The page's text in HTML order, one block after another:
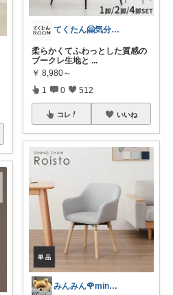
てくたん🤗気分がアガる⤴インテリア雑貨
柔らかくてふわっとした質感の
ブークレ生地と ...
￥ 8,980～
1 0 512
コレ いいね
みんみん🌹minminღ